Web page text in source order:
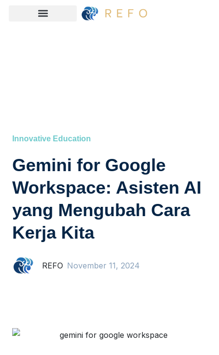
Innovative Education
Gemini for Google
Workspace: Asisten AI
yang Mengubah Cara
Kerja Kita
REFO November 11, 2024